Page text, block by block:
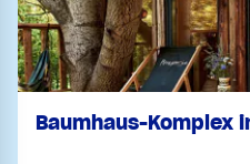
Baumhaus-Komplex